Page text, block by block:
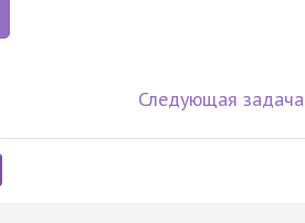
Следующая задача